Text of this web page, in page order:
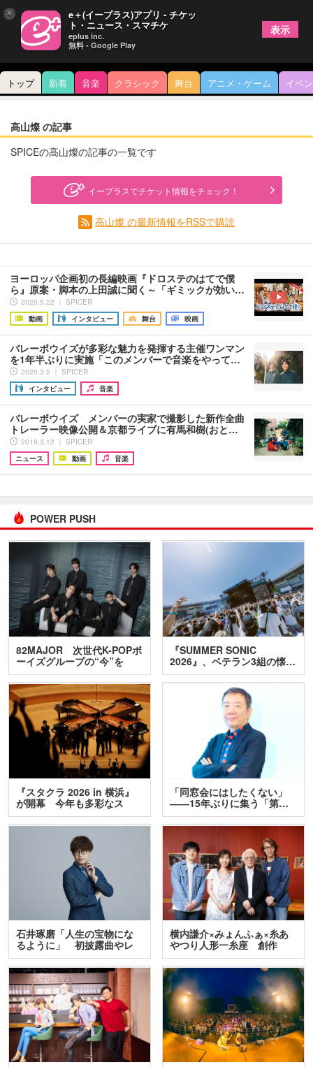
トップ 新着 音楽 クラシック 舞台 アニメ・ゲーム イベ
高山燦 の記事
SPICEの高山燦の記事の一覧です
イープラスでチケット情報をチェック！
高山燦 の最新情報をRSSで購読
ヨーロッパ企画初の長編映画『ドロステのはてで僕
ら』原案・脚本の上田誠に聞く～「ギミックが効い…
2020.5.22 ｜ SPICER
動画
インタビュー 舞台 映画
バレーボウイズが多彩な魅力を発揮する主催ワンマン
を1年半ぶりに実施「このメンバーで音楽をやって…
2020.3.5 ｜ SPICER
インタビュー
音楽
バレーボウイズ メンバーの実家で撮影した新作全曲
トレーラー映像公開＆京都ライブに有馬和樹(おと…
2019.3.12 ｜ SPICER
ニュース
動画 音楽
POWER PUSH
82MAJOR 次世代K-POPボ
ーイズグループの“今”を
訊…
『SUMMER SONIC
2026』、ベテラン3組の懐…
『スタクラ 2026 in 横浜』
が開幕 今年も多彩なス
テ…
「同窓会にはしたくない」
――15年ぶりに集う「第…
石井琢磨「人生の宝物にな
るように」 初披露曲やレ
ア…
横内謙介×みょんふぁ×糸あ
やつり人形一糸座 創作
人…
× e＋(イープラス)アプリ - チケッ
ト・ニュース・スマチケ
eplus inc.
無料 - Google Play
表示